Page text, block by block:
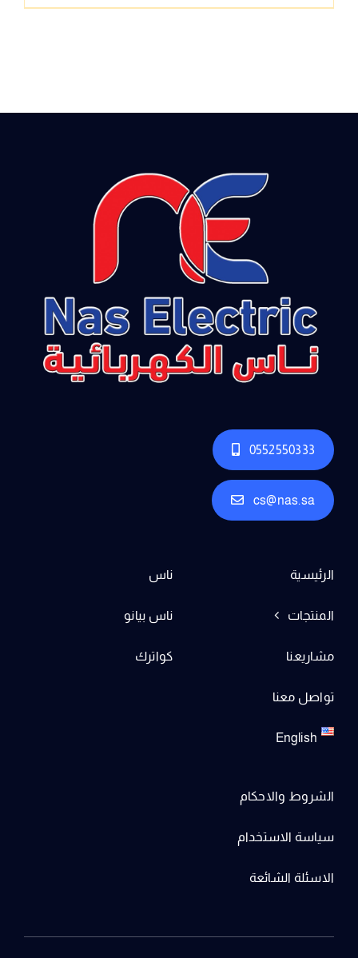
0552550333
cs@nas.sa
الرئيسية
المنتجات
مشاريعنا
تواصل معنا
English
ناس
ناس بيانو
كواترك
الشروط والاحكام
سياسة الاستخدام
الاسئلة الشائعة